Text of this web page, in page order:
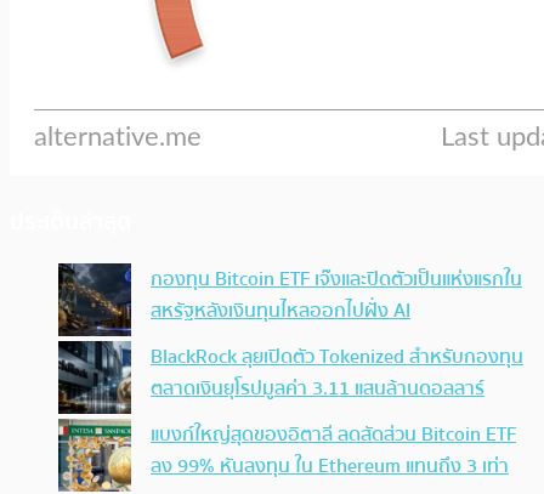
กองทุน Bitcoin ETF เจ๊งและปิดตัวเป็นแห่งแรกใน
สหรัฐหลังเงินทุนไหลออกไปฝั่ง AI
BlackRock ลุยเปิดตัว Tokenized สำหรับกองทุน
ตลาดเงินยุโรปมูลค่า 3.11 แสนล้านดอลลาร์
แบงก์ใหญ่สุดของอิตาลี ลดสัดส่วน Bitcoin ETF
ลง 99% หันลงทุน ใน Ethereum แทนถึง 3 เท่า